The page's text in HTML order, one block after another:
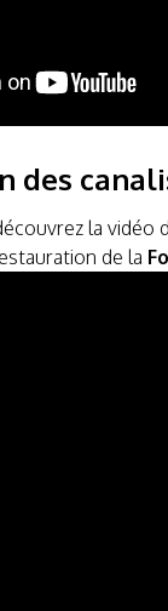
des
la vidéo
de la